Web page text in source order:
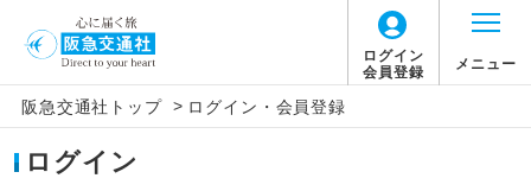
ログイン
会員登録
メニュー
阪急交通社トップ > ログイン・会員登録
ログイン